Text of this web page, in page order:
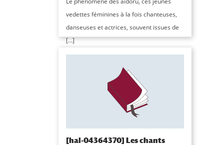
vedettes féminines à la fois chanteuses,
danseuses et actrices, souvent issues de
[…]
[hal-04364370] Les chants